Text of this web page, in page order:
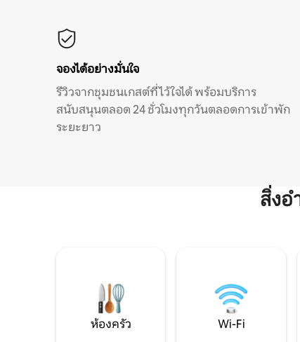
จองได้อย่างมั่นใจ
รีวิวจากชุมชนเกสต์ที่ไว้ใจได้ พร้อมบริการ
สนับสนุนตลอด 24 ชั่วโมงทุกวันตลอดการเข้าพัก
ระยะยาว
สิ่งอ
ห้องครัว Wi-Fi